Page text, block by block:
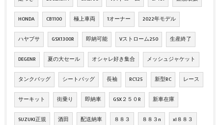
HONDA CB1100 極上車両 1オーナー 2022年モデル
ハヤブサ GSX1300R 即納可能 Vストローム250 生産終了
DEGENR 夏の大セール オシャレ好き集合 メッシュジャケット
タンクバッグ シートバッグ 長袖 RC125 新型RC レース
サーキット 街乗り 即納車 GSX２５０R 新車在庫
SUZUKI正規 酒田 配送納車 ８８３ ８８３n xl８８３